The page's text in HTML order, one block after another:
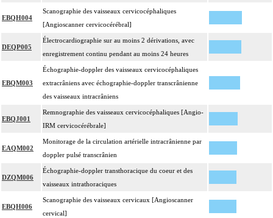
EBQH004
Scanographie des vaisseaux cervicocéphaliques
[Angioscanner cervicocérébral]
DEQP005
Électrocardiographie sur au moins 2 dérivations, avec
enregistrement continu pendant au moins 24 heures
EBQM003
Échographie-doppler des vaisseaux cervicocéphaliques
extracrâniens avec échographie-doppler transcrânienne
des vaisseaux intracrâniens
EBQJ001
Remnographie des vaisseaux cervicocéphaliques [Angio-
IRM cervicocérébrale]
EAQM002
Monitorage de la circulation artérielle intracrânienne par
doppler pulsé transcrânien
DZQM006
Échographie-doppler transthoracique du coeur et des
vaisseaux intrathoraciques
EBQH006
Scanographie des vaisseaux cervicaux [Angioscanner
cervical]